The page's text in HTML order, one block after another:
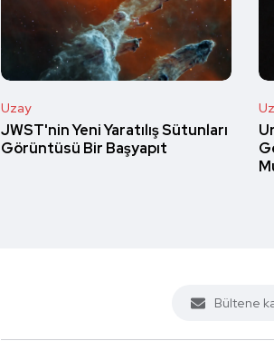
Uzay
JWST'nin Yeni Yaratılış Sütunları
Görüntüsü Bir Başyapıt